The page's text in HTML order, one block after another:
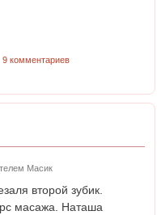
9 комментариев
Масик
второй зубик.
масажа. Наташа